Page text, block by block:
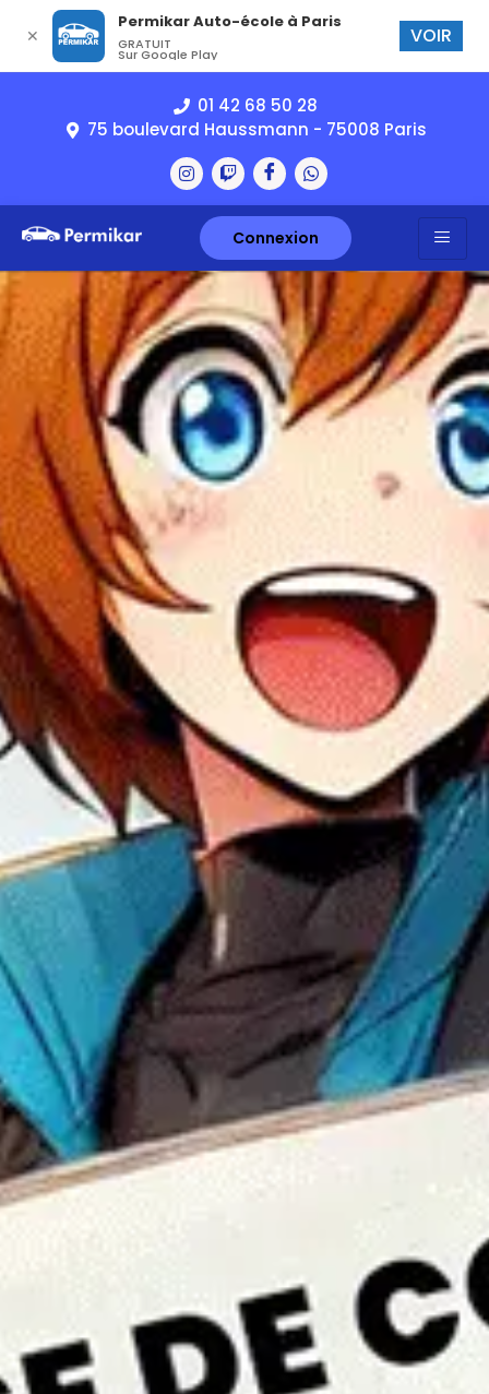
01 42 68 50 28
75 boulevard Haussmann - 75008 Paris
Connexion
✕
Permikar Auto-école à Paris
GRATUIT
Sur Google Play
VOIR